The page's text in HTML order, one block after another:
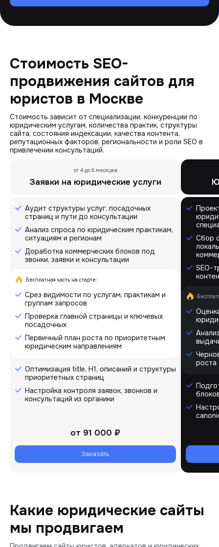
Стоимость SEO-
продвижения сайтов для
юристов в Москве
Стоимость зависит от специализации, конкуренции по
юридическим услугам, количества практик, структуры
сайта, состояния индексации, качества контента,
репутационных факторов, региональности и роли SEO в
привлечении консультаций.
от 4 до 6 месяцев
Заявки на юридические услуги
Аудит структуры услуг, посадочных
страниц и пути до консультации
Анализ спроса по юридическим практикам,
ситуациям и регионам
Доработка коммерческих блоков под
звонки, заявки и консультации
Бесплатная часть на старте:
Срез видимости по услугам, практикам и
группам запросов
Проверка главной страницы и ключевых
посадочных
Первичный план роста по приоритетным
юридическим направлениям
Оптимизация title, H1, описаний и структуры
приоритетных страниц
Настройка контроля заявок, звонков и
консультаций из органики
от 91 000 ₽
Заказать
Сбор
SEO-
роста
Какие юридические сайты
мы продвигаем